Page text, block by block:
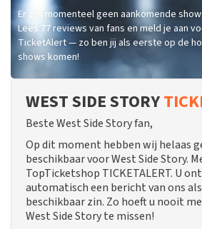
Er zijn momenteel geen aankomende
Lees 77 reviews van fans en meld je aan
TicketAlert — zo ben jij als eerste op de
shows komen!
WEST SIDE STORY
Beste West Side Story fan,
Op dit moment hebben wij helaas
beschikbaar voor West Side Story.
TopTicketshop TICKETALERT. U
automatisch een bericht van ons
beschikbaar zin. Zo hoeft u nooit
West Side Story te missen!